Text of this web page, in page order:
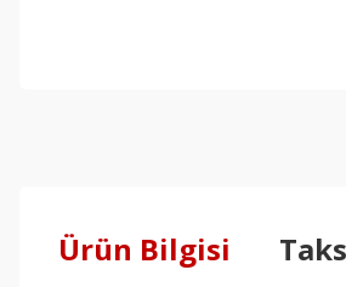
Ürün Bilgisi